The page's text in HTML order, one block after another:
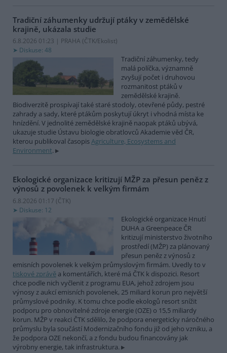
Tradiční záhumenky udržují ptáky v zemědělské
krajině, ukázala studie
6.8.2026 01:23 | PRAHA (ČTK/Ekolist)
Diskuse: 48
Tradiční záhumenky, tedy
malá políčka, významně
zvyšují počet i druhovou
rozmanitost ptáků v
zemědělské krajině.
Biodiverzitě prospívají také staré stodoly, otevřené půdy, pestré
zahrady a sady, které ptákům poskytují úkryt i vhodná místa ke
hnízdění. V jednolité zemědělské krajině naopak ptáků ubývá,
ukazuje studie Ústavu biologie obratlovců Akademie věd ČR,
kterou publikoval časopisAgriculture, Ecosystems and
Environment.
Ekologické organizace kritizují MŽP za přesun peněz z
výnosů z povolenek k velkým firmám
6.8.2026 01:17 (ČTK)
Diskuse: 12
Ekologické organizace Hnutí
DUHA a Greenpeace ČR
kritizují ministerstvo životního
prostředí (MŽP) za plánovaný
přesun peněz z výnosů z
emisních povolenek k velkým průmyslovým firmám. Uvedly to v
tiskové zprávě a komentářích, které má ČTK k dispozici. Resort
chce podle nich vyčlenit z programu EUA, jehož zdrojem jsou
výnosy z aukcí emisních povolenek, 25 miliard korun pro největší
průmyslové podniky. K tomu chce podle ekologů resort snížit
podporu pro obnovitelné zdroje energie (OZE) o 15,5 miliardy
korun. MŽP v reakci ČTK sdělilo, že podpora energeticky náročného
průmyslu byla součástí Modernizačního fondu již od jeho vzniku, a
že podpora OZE nekončí, a z fondu budou financovány jak
výrobny energie, tak infrastruktura.